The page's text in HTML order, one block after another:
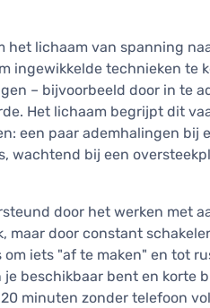
het lichaam van spanning
ingewikkelde technieken te
– bijvoorbeeld door in te
Het lichaam begrijpt dit
een paar ademhalingen bij
wachtend bij een
door het werken met
maar door constant
iets "af te maken" en tot
beschikbaar bent en korte
minuten zonder telefoon